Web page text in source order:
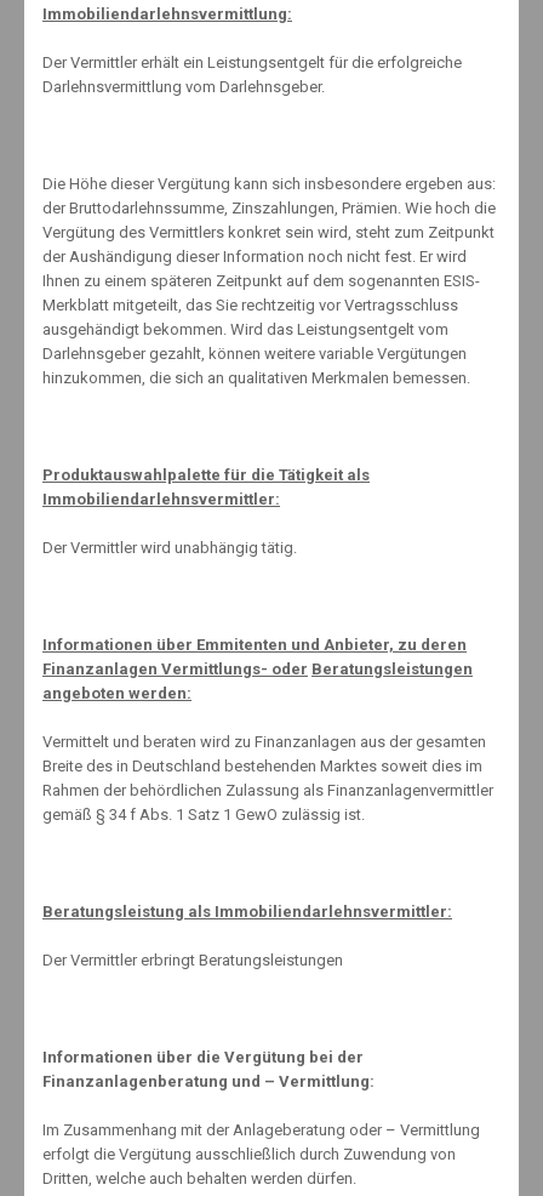
geeigneten Unternehmen für das Fondsportfolio auszusuchen. Die
und Kapitalmärkte verteilt die Risiken.
leisten können. Tatsächlich eignen sich Fonds grundsätzlich für
jedes Budget. Der Einstieg in Aktienfonds ist bereits mit kleinen
Beträgen möglich. Schon mit 25 Euro monatlich können Sparer
regelmäßig sparen.
Ein Sparplan auf Fonds, die in deutsche Aktien investieren, kann sich
lohnen. Das zeigt der Rückblick auf die Wertentwicklung von
30.000 Euro ein. Der Sparplan brachte ihnen per Ende März 2021 im
Mittel rund 68.062 Euro ein. Das entspricht einer Wertentwicklung von
eine für ihn geeignete Quote von Aktienfonds auf Basis seiner
Risikobereitschaft sowie der individuellen Lebens- und
Vermögenssituation zu bestimmen. BVI
#vollstarkschlau
About The Author
Immobiliendarlehnsvermittlung:
Der Vermittler erhält ein Leistungsentgelt für die erfolgreiche
Darlehnsvermittlung vom Darlehnsgeber.
Die Höhe dieser Vergütung kann sich insbesondere ergeben aus:
der Bruttodarlehnssumme, Zinszahlungen, Prämien. Wie hoch die
Vergütung des Vermittlers konkret sein wird, steht zum Zeitpunkt
der Aushändigung dieser Information noch nicht fest. Er wird
Ihnen zu einem späteren Zeitpunkt auf dem sogenannten ESIS-
Merkblatt mitgeteilt, das Sie rechtzeitig vor Vertragsschluss
ausgehändigt bekommen. Wird das Leistungsentgelt vom
Darlehnsgeber gezahlt, können weitere variable Vergütungen
hinzukommen, die sich an qualitativen Merkmalen bemessen.
Produktauswahlpalette für die Tätigkeit als
Immobiliendarlehnsvermittler:
Der Vermittler wird unabhängig tätig.
Informationen über Emmitenten und Anbieter, zu deren
Finanzanlagen Vermittlungs- oder Beratungsleistungen
angeboten werden:
Vermittelt und beraten wird zu Finanzanlagen aus der gesamten
Breite des in Deutschland bestehenden Marktes soweit dies im
Rahmen der behördlichen Zulassung als Finanzanlagenvermittler
gemäß § 34 f Abs. 1 Satz 1 GewO zulässig ist.
Beratungsleistung als Immobiliendarlehnsvermittler:
Der Vermittler erbringt Beratungsleistungen
Informationen über die Vergütung bei der
Finanzanlagenberatung und – Vermittlung:
Im Zusammenhang mit der Anlageberatung oder – Vermittlung
erfolgt die Vergütung ausschließlich durch Zuwendung von
Dritten, welche auch behalten werden dürfen.